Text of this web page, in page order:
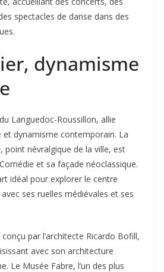
spectacles de danse dans des
dynamisme
Languedoc-Roussillon, allie
dynamisme contemporain. La
, point névralgique de la ville, est
et sa façade néoclassique.
idéal pour explorer le centre
ses ruelles médiévales et ses
par l’architecte Ricardo Bofill,
avec son architecture
Le Musée Fabre, l’un des plus